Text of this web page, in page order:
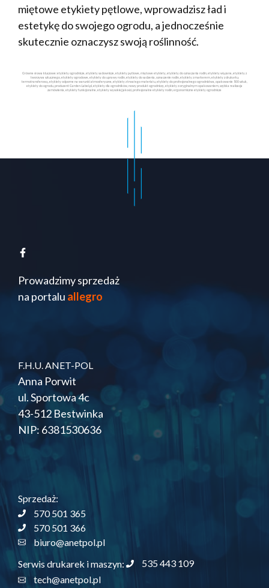
miętowe etykiety pętlowe, wprowadzisz ład i
estetykę do swojego ogrodu, a jednocześnie
skutecznie oznaczysz swoją roślinność.
Główne słowa kluczowe: etykiety ogrodnicze, etykiety sadownicze, etykiety pętlowe, miętowe etykiety, etykiety do oznaczania roślin, etykiety wiązane, etykiety z
tworzywa sztucznego, etykiety ogrodowe, etykiety do uprawy roślin, etykiety do sadzenia, oznaczenie roślin, etykiety z markerem, etykiety z drukarką
termotransferową, etykiety odporne na warunki atmosferyczne, etykiety z trwałego materiału, etykiety do profesjonalnego ogrodnictwa, opakowanie 500 sztuk,
etykiety do ogrodu, producent Garden-Label.pl, etykiety dla ogrodników, nowy produkt ogrodniczy, etykiety z oryginalnym opakowaniem, szybka realizacja
zamówienia, etykiety funkcjonalne, etykiety wysokiej jakości, profesjonalne etykiety roślin, ergonomiczne etykiety ogrodnicze
Prowadzimy sprzedaż
na portalu allegro
F.H.U. ANET-POL
Anna Porwit
ul. Sportowa 4c
43-512 Bestwinka
NIP: 6381530636
Sprzedaż:
570 501 365
570 501 366
biuro@anetpol.pl
Serwis drukarek i maszyn:
535 443 109
tech@anetpol.pl